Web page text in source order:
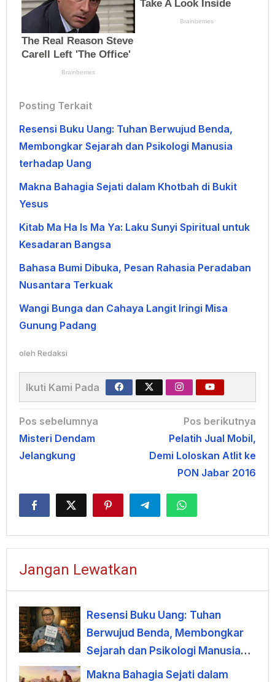
Posting Terkait
Resensi Buku Uang: Tuhan Berwujud Benda,
Membongkar Sejarah dan Psikologi Manusia
terhadap Uang
Makna Bahagia Sejati dalam Khotbah di Bukit
Yesus
Kitab Ma Ha Is Ma Ya: Laku Sunyi Spiritual untuk
Kesadaran Bangsa
Bahasa Bumi Dibuka, Pesan Rahasia Peradaban
Nusantara Terkuak
Wangi Bunga dan Cahaya Langit Iringi Misa
Gunung Padang
oleh Redaksi
Ikuti Kami Pada
Navigasi
pos
Pos sebelumnya
Misteri Dendam
Jelangkung
Pos berikutnya
Pelatih Jual Mobil,
Demi Loloskan Atlit ke
PON Jabar 2016
Jangan Lewatkan
Resensi Buku Uang: Tuhan
Berwujud Benda, Membongkar
Sejarah dan Psikologi Manusia
terhadap Uang
Makna Bahagia Sejati dalam